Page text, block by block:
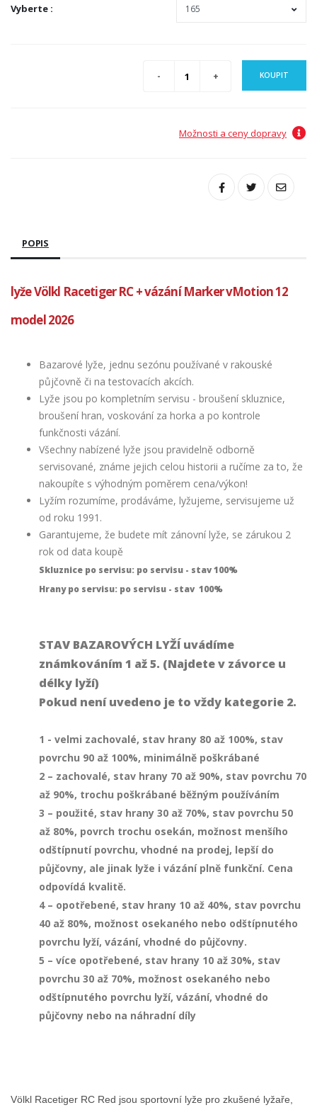
Vyberte :
KOUPIT
Možnosti a ceny dopravy
POPIS
lyže Völkl Racetiger RC + vázání Marker vMotion 12
model 2026
Bazarové lyže, jednu sezónu používané v rakouské
půjčovně či na testovacích akcích.
Lyže jsou po kompletním servisu - broušení skluznice,
broušení hran, voskování za horka a po kontrole
funkčnosti vázání.
Všechny nabízené lyže jsou pravidelně odborně
servisované, známe jejich celou historii a ručíme za to, že
nakoupíte s výhodným poměrem cena/výkon!
Lyžím rozumíme, prodáváme, lyžujeme, servisujeme už
od roku 1991.
Garantujeme, že budete mít zánovní lyže, se zárukou 2
rok od data koupě
Skluznice po servisu: po servisu - stav 100%
Hrany po servisu: po servisu - stav 100%
STAV BAZAROVÝCH LYŽÍ uvádíme
známkováním 1 až 5. (Najdete v závorce u
délky lyží)
Pokud není uvedeno je to vždy kategorie 2.
1 - velmi zachovalé, stav hrany 80 až 100%, stav
povrchu 90 až 100%, minimálně poškrábané
2 – zachovalé, stav hrany 70 až 90%, stav povrchu 70
až 90%, trochu poškrábané běžným používáním
3 – použité, stav hrany 30 až 70%, stav povrchu 50
až 80%, povrch trochu osekán, možnost menšího
odštípnutí povrchu, vhodné na prodej, lepší do
půjčovny, ale jinak lyže i vázání plně funkční. Cena
odpovídá kvalitě.
4 – opotřebené, stav hrany 10 až 40%, stav povrchu
40 až 80%, možnost osekaného nebo odštípnutého
povrchu lyží, vázání, vhodné do půjčovny.
5 – více opotřebené, stav hrany 10 až 30%, stav
povrchu 30 až 70%, možnost osekaného nebo
odštípnutého povrchu lyží, vázání, vhodné do
půjčovny nebo na náhradní díly
Völkl Racetiger RC Red jsou sportovní lyže pro zkušené lyžaře,